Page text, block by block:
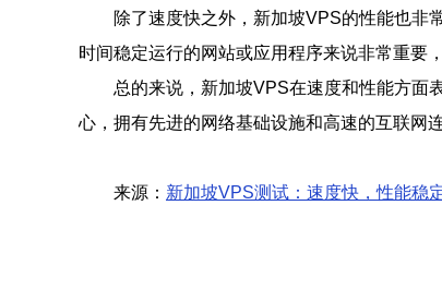
除了速度快之外，新加坡VPS的性能也非
时间稳定运行的网站或应用程序来说非常重要
总的来说，新加坡VPS在速度和性能方面
心，拥有先进的网络基础设施和高速的互联网
来源： 新加坡VPS测试：速度快，性能稳